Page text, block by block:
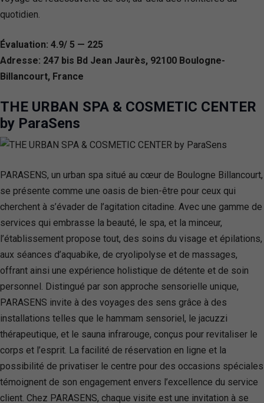
quotidien.
Évaluation: 4.9/ 5 — 225
Adresse: 247 bis Bd Jean Jaurès, 92100 Boulogne-
Billancourt, France
THE URBAN SPA & COSMETIC CENTER
by ParaSens
PARASENS, un urban spa situé au cœur de Boulogne Billancourt,
se présente comme une oasis de bien-être pour ceux qui
cherchent à s’évader de l’agitation citadine. Avec une gamme de
services qui embrasse la beauté, le spa, et la minceur,
l’établissement propose tout, des soins du visage et épilations,
aux séances d’aquabike, de cryolipolyse et de massages,
offrant ainsi une expérience holistique de détente et de soin
personnel. Distingué par son approche sensorielle unique,
PARASENS invite à des voyages des sens grâce à des
installations telles que le hammam sensoriel, le jacuzzi
thérapeutique, et le sauna infrarouge, conçus pour revitaliser le
corps et l’esprit. La facilité de réservation en ligne et la
possibilité de privatiser le centre pour des occasions spéciales
témoignent de son engagement envers l’excellence du service
client. Chez PARASENS, chaque visite est une invitation à se